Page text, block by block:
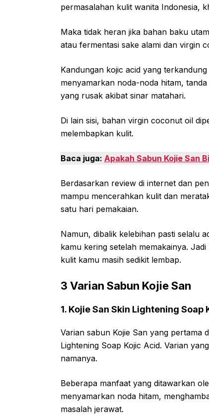
permasalahan kulit wanita Indonesia,
Maka tidak heran jika bahan baku
atau fermentasi sake alami dan virgin
Kandungan kojic acid yang
menyamarkan noda-noda hitam,
yang rusak akibat sinar matahari.
Di lain sisi, bahan virgin coconut oil
melembapkan kulit.
Baca juga: Apakah Sabun Kojie San
Berdasarkan review di internet dan
mampu mencerahkan kulit dan
satu hari pemakaian.
Namun, dibalik kelebihan pasti selalu
kamu kering setelah memakainya.
kulit kamu masih sedikit lembap.
3 Varian Sabun Kojie San
1. Kojie San Skin Lightening Soap
Varian sabun Kojie San yang pertama
Lightening Soap Kojic Acid. Varian
namanya.
Beberapa manfaat yang ditawarkan
menyamarkan noda hitam,
masalah jerawat.